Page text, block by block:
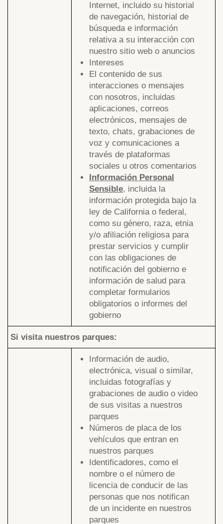
Internet, incluido su historial
de navegación, historial de
búsqueda e información
relativa a su interacción con
nuestro sitio web o anuncios
Intereses
El contenido de sus
interacciones o mensajes
con nosotros, incluidas
aplicaciones, correos
electrónicos, mensajes de
texto, chats, grabaciones de
voz y comunicaciones a
través de plataformas
sociales u otros comentarios
Información Personal
Sensible, incluida la
información protegida bajo la
ley de California o federal,
como su género, raza, etnia
y/o afiliación religiosa para
prestar servicios y cumplir
con las obligaciones de
notificación del gobierno e
información de salud para
completar formularios
obligatorios o informes del
gobierno
Si visita nuestros parques:
Información de audio,
electrónica, visual o similar,
incluidas fotografías y
grabaciones de audio o video
de sus visitas a nuestros
parques
Números de placa de los
vehículos que entran en
nuestros parques
Identificadores, como el
nombre o el número de
licencia de conducir de las
personas que nos notifican
de un incidente en nuestros
parques